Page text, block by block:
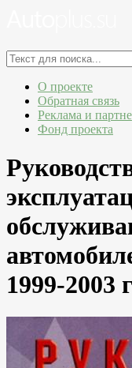
О проекте
Обратная связь
Реклама и
Фонд проекта
1999-2003